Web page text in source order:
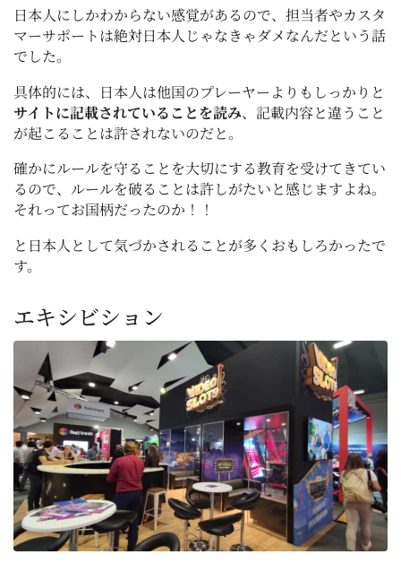
日本人にしかわからない感覚があるので、担当者やカスタ
マーサポートは絶対日本人じゃなきゃダメなんだという話
でした。
具体的には、日本人は他国のプレーヤーよりもしっかりと
サイトに記載されていることを読み、記載内容と違うこと
が起こることは許されないのだと。
確かにルールを守ることを大切にする教育を受けてきてい
るので、ルールを破ることは許しがたいと感じますよね。
それってお国柄だったのか！！
と日本人として気づかされることが多くおもしろかったで
す。
エキシビション